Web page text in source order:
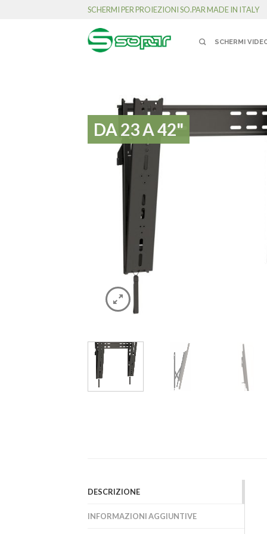
SCHERMI PER PROIEZIONI SO.PAR MADE IN ITALY
SCHERMI
DA 23 A 42"
DESCRIZIONE
INFORMAZIONI AGGIUNTIVE